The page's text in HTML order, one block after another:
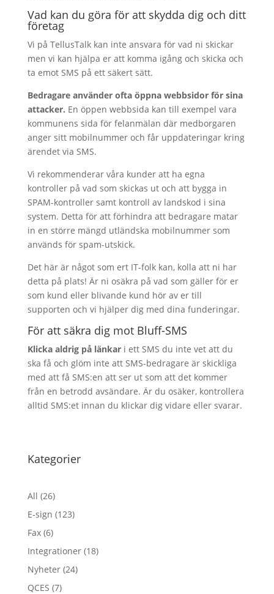
Vad kan du göra för att skydda dig och ditt
företag
Vi på TellusTalk kan inte ansvara för vad ni skickar
men vi kan hjälpa er att komma igång och skicka och
ta emot SMS på ett säkert sätt.
Bedragare använder ofta öppna webbsidor för sina
attacker. En öppen webbsida kan till exempel vara
kommunens sida för felanmälan där medborgaren
anger sitt mobilnummer och får uppdateringar kring
ärendet via SMS.
Vi rekommenderar våra kunder att ha egna
kontroller på vad som skickas ut och att bygga in
SPAM-kontroller samt kontroll av landskod i sina
system. Detta för att förhindra att bedragare matar
in en större mängd utländska mobilnummer som
används för spam-utskick.
Det här är något som ert IT-folk kan, kolla att ni har
detta på plats! Är ni osäkra på vad som gäller för er
som kund eller blivande kund hör av er till
supporten och vi hjälper dig med dina funderingar.
För att säkra dig mot Bluff-SMS
Klicka aldrig på länkari ett SMS du inte vet att du
ska få och glöm inte att SMS-bedragare är skickliga
med att få SMS:en att ser ut som att det kommer
från en betrodd avsändare. Är du osäker, kontrollera
alltid SMS:et innan du klickar dig vidare eller svarar.
Kategorier
All (26)
E-sign (123)
Fax(6)
Integrationer(18)
Nyheter(24)
QCES (7)